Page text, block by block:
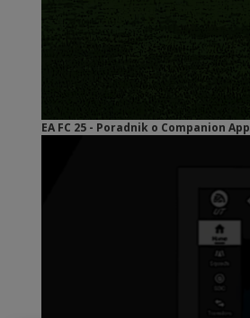
EA FC 25 - Poradnik o Companion App